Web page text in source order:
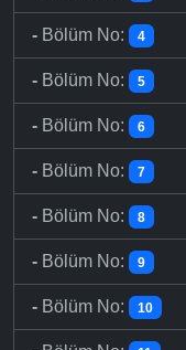
- Bölüm No: 4
- Bölüm No: 5
- Bölüm No: 6
- Bölüm No: 7
- Bölüm No: 8
- Bölüm No: 9
- Bölüm No: 10